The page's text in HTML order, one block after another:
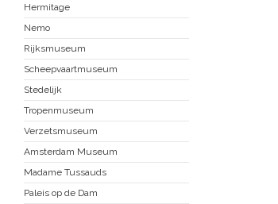
Hermitage
Nemo
Rijksmuseum
Scheepvaartmuseum
Stedelijk
Tropenmuseum
Verzetsmuseum
Amsterdam Museum
Madame Tussauds
Paleis op de Dam